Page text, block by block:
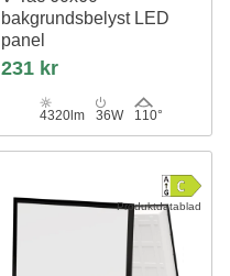
bakgrundsbelyst LED
panel
36W, vit kant
231 kr
4320lm 36W 110°
Produktdatablad